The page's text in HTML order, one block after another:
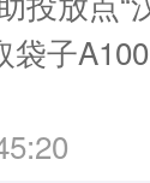
袋子